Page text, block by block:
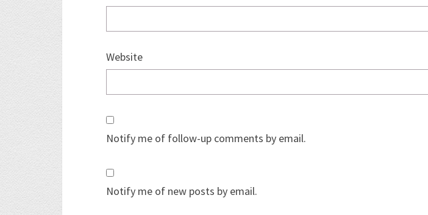
Website
Notify me of follow-up comments by email.
Notify me of new posts by email.